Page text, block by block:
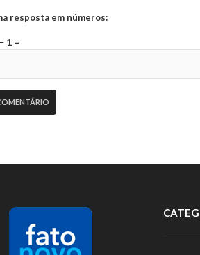
resposta em números:
1 =